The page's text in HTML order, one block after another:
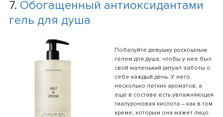
7. Обогащенный антиоксидантами
гель для душа
Побалуйте девушку роскошным
гелем для душа, чтобы у нее был
свой маленький ритуал заботы о
себе каждый день. У него
несколько легких ароматов, а
еще в составе есть увлажняющая
гиалуроновая кислота – как в том
креме, которым она мажет лицо.